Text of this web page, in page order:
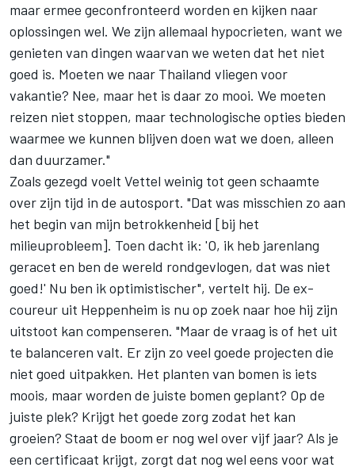
maar ermee geconfronteerd worden en kijken naar
oplossingen wel. We zijn allemaal hypocrieten, want we
genieten van dingen waarvan we weten dat het niet
goed is. Moeten we naar Thailand vliegen voor
vakantie? Nee, maar het is daar zo mooi. We moeten
reizen niet stoppen, maar technologische opties bieden
waarmee we kunnen blijven doen wat we doen, alleen
dan duurzamer."
Zoals gezegd voelt Vettel weinig tot geen schaamte
over zijn tijd in de autosport. "Dat was misschien zo aan
het begin van mijn betrokkenheid [bij het
milieuprobleem]. Toen dacht ik: 'O, ik heb jarenlang
geracet en ben de wereld rondgevlogen, dat was niet
goed!' Nu ben ik optimistischer", vertelt hij. De ex-
coureur uit Heppenheim is nu op zoek naar hoe hij zijn
uitstoot kan compenseren. "Maar de vraag is of het uit
te balanceren valt. Er zijn zo veel goede projecten die
niet goed uitpakken. Het planten van bomen is iets
moois, maar worden de juiste bomen geplant? Op de
juiste plek? Krijgt het goede zorg zodat het kan
groeien? Staat de boom er nog wel over vijf jaar? Als je
een certificaat krijgt, zorgt dat nog wel eens voor wat